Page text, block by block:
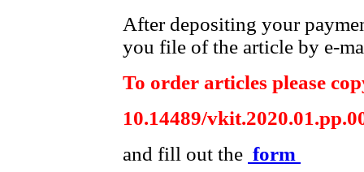
After depositing your
you file of the article by e-
To order articles please
10.14489/
and fill out the form